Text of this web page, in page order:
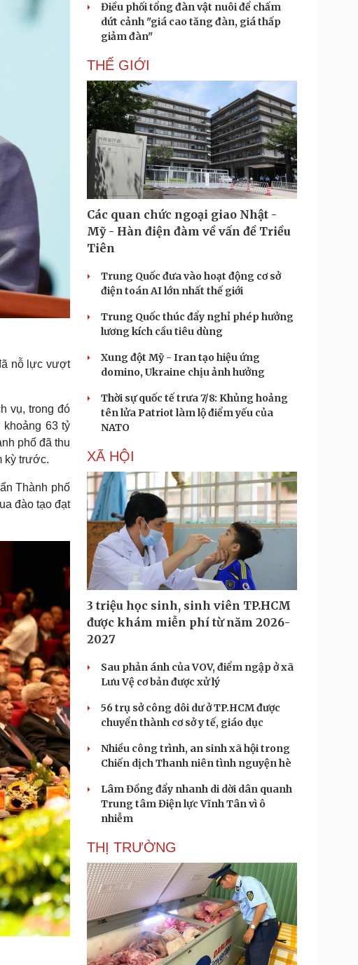
nỗ lực vượt
vụ, trong đó
khoảng 63 tỷ
phố đã thu
kỳ trước.
Thành phố
đào tạo đạt
Điều phối tổng đàn vật nuôi để chấm
dứt cảnh "giá cao tăng đàn, giá thấp
giảm đàn"
THẾ GIỚI
Các quan chức ngoại giao Nhật -
Mỹ - Hàn điện đàm về vấn đề Triều
Tiên
Trung Quốc đưa vào hoạt động cơ sở
điện toán AI lớn nhất thế giới
Trung Quốc thúc đẩy nghỉ phép hưởng
lương kích cầu tiêu dùng
Xung đột Mỹ - Iran tạo hiệu ứng
domino, Ukraine chịu ảnh hưởng
Thời sự quốc tế trưa 7/8: Khủng hoảng
tên lửa Patriot làm lộ điểm yếu của
NATO
XÃ HỘI
3 triệu học sinh, sinh viên TP.HCM
được khám miễn phí từ năm 2026-
2027
Sau phản ánh của VOV, điểm ngập ở xã
Lưu Vệ cơ bản được xử lý
56 trụ sở công dôi dư ở TP.HCM được
chuyển thành cơ sở y tế, giáo dục
Nhiều công trình, an sinh xã hội trong
Chiến dịch Thanh niên tình nguyện hè
Lâm Đồng đẩy nhanh di dời dân quanh
Trung tâm Điện lực Vĩnh Tân vì ô
nhiễm
THỊ TRƯỜNG